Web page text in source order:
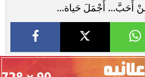
أَحَبَّ... أَجْمَلَ حَياة...